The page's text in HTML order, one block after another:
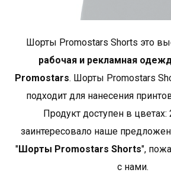
*приблизительные размеры +/-
Бренд PROMOSTARS - это
классических фасонов, а
придают им высокую качество и
PROMOSTARS — это полный
промоция, реклама, работа, школа,
Широкий выбор ассортимента и
гамма идеально дополняют одежду
труда.. Показать больше товаров от
Шорты Promostars Shorts это
рабочая и рекламная
Promostars. Шорты Promostars
подходит для нанесения
Продукт доступен в цветах:
заинтересовало наше
"Шорты Promostars Shorts",
с нами.